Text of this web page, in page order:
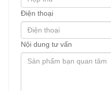
Điện thoại
Nội dung tư vấn